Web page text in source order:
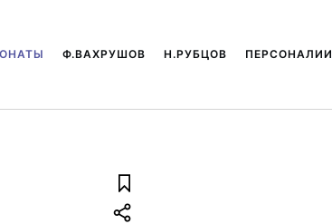
Ф.ВАХРУШОВ Н.РУБЦОВ ПЕРСОНАЛИИ